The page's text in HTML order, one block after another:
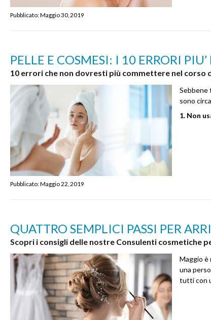
Pubblicato:Maggio 30, 2019
PELLE E COSMESI: I 10 ERRORI
10 errori che non dovresti più commettere nel corso
Sebbene
sono circa
1. Non
Pubblicato:Maggio 22, 2019
QUATTRO SEMPLICI PASSI PER
Scopri i consigli delle nostre Consulenti cosmetiche
Maggio è
una
tutti con